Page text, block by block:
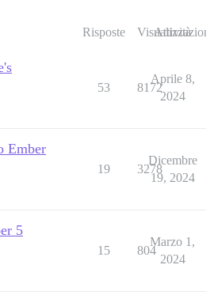
Risposte Visualizzazioni
Attività
53 8172
Aprile 8,
2024
Ember
19 3278
Dicembre
19, 2024
5
15 804
Marzo 1,
2024